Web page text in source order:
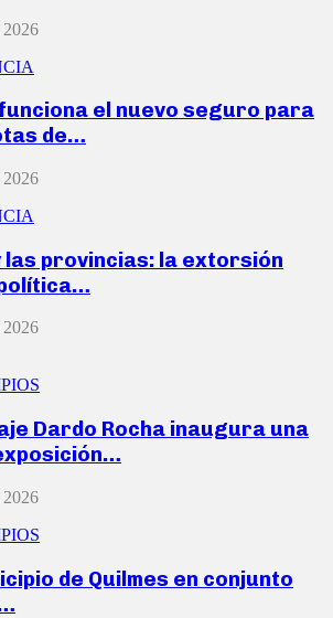
2026
el nuevo seguro para
de…
2026
las provincias: la extorsión
2026
Dardo Rocha inaugura una
2026
de Quilmes en conjunto